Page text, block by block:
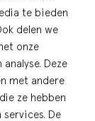
te bieden
delen we
onze
Deze
met andere
ze hebben
services. De